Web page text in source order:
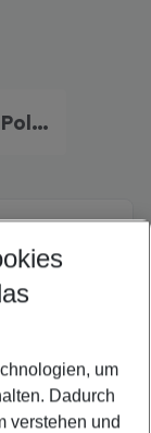
Polen Familienurlaub
für 2026
um
Dadurch
verstehen und